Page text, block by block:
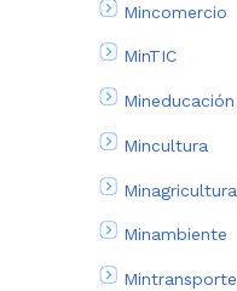
Mincomercio
MinTIC
Mineducación
Mincultura
Minagricultura
Minambiente
Mintransporte